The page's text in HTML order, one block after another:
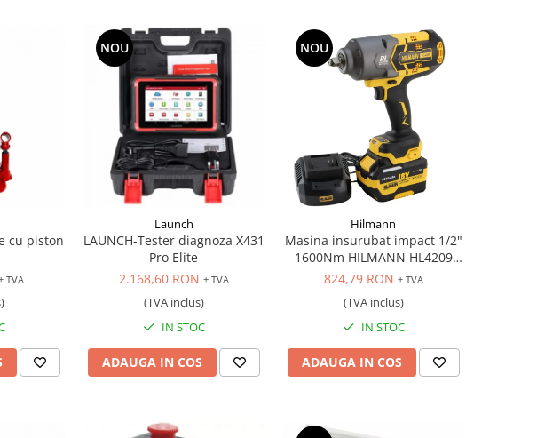
cu piston
TVA
NOU
Launch
LAUNCH-Tester diagnoza X431
Pro Elite
2.168,60 RON + TVA
(TVA inclus)
IN STOC
ADAUGA IN COS
NOU
Hilmann
Masina insurubat impact 1/2"
1600Nm HILMANN HL4209
acumulator 6Ah, 18V
824,79 RON + TVA
(TVA inclus)
IN STOC
ADAUGA IN COS